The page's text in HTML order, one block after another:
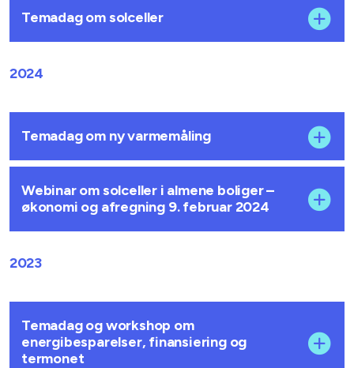
Temadag om solceller
2024
Temadag om ny varmemåling
Webinar om solceller i almene boliger –
økonomi og afregning 9. februar 2024
2023
Temadag og workshop om
energibesparelser, finansiering og
termonet